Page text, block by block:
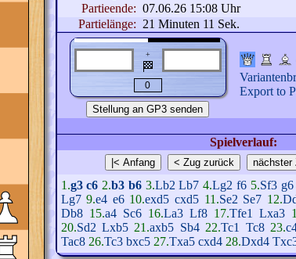
Partieende: 07.06.26 15:08 Uhr
Partielänge: 21 Minuten 11 Sek.
+
🏁
Export to
Spielverlauf:
1.g3 c6 2.b3 b6 3.Lb2 Lb7 4.Lg2 f6 5.Sf3 g6
Lg7 9.e4 e6 10.exd5 cxd5 11.Se2 Se7 12.
Db8 15.a4 Sc6 16.La3 Lf8 17.Tfe1 Lxa3
20.Sd2 Lxb5 21.axb5 Sb4 22.Tc1 Tc8 23.
Tac8 26.Tc3 bxc5 27.Txa5 cxd4 28.Dxd4